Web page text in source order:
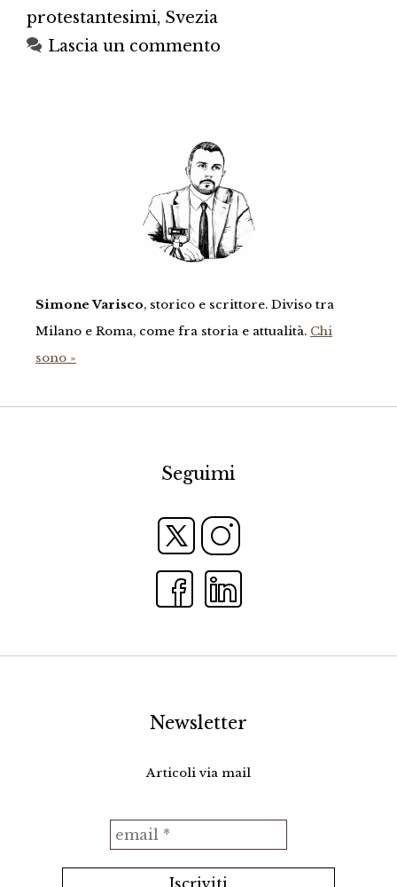
protestantesimi, Svezia
Lascia un commento
Simone Varisco, storico e scrittore. Diviso tra
Milano e Roma, come fra storia e attualità. Chi
sono »
Seguimi
Newsletter
Articoli via mail